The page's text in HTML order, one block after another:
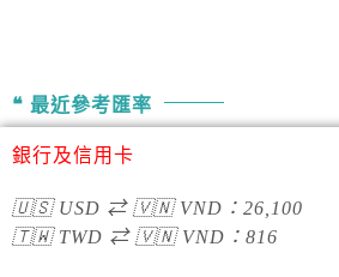
最近參考匯率
銀行及信用卡
🇺🇸USD ⇄ 🇻🇳VND ： 26,100
🇹🇼TWD ⇄ 🇻🇳VND ： 816